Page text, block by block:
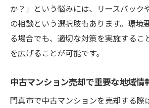
か？」という悩みには、リースバック
の相談という選択肢もあります。環境
る場合でも、適切な対策を実施するこ
を広げることが可能です。
中古マンション売却で重要な地域情
門真市で中古マンションを売却する際